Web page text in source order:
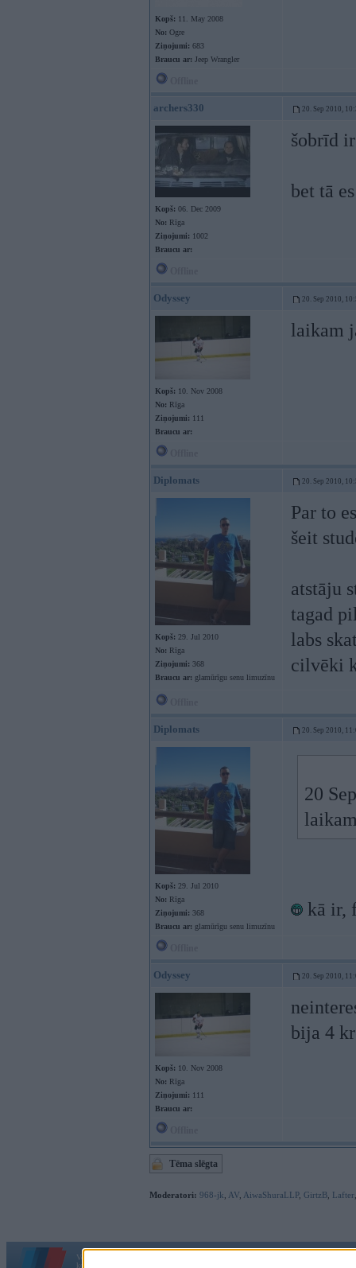
Kopš: 11. May 2008
No: Ogre
Ziņojumi: 683
Braucu ar: Jeep Wrangler
archers330 20. Sep 2010,
Kopš: 06. Dec 2009
No: Rīga
Ziņojumi: 1002
Braucu ar:
šobrīd
bet tā
Odyssey 20. Sep 2010,
Kopš: 10. Nov 2008
No: Rīga
Ziņojumi: 111
Braucu ar:
laikam
Diplomats 20. Sep 2010,
Kopš: 29. Jul 2010
No: Rīga
Ziņojumi: 368
Braucu ar: glamūrīgu senu limuzīnu
Par to
šeit
atstāju
tagad
labs
cilvēki
Diplomats 20. Sep 2010,
Kopš: 29. Jul 2010
No: Rīga
Ziņojumi: 368
Braucu ar: glamūrīgu senu limuzīnu
20
kā ir,
Odyssey 20. Sep 2010,
Kopš: 10. Nov 2008
No: Rīga
Ziņojumi: 111
Braucu ar:
bija 4
Tēma slēgta
Moderatori: 968-jk AV AiwaShuraLLP, GirtzB Lafter
Vortāls BMWPower.lv darbojas
kopš 2002. gada 14. maija. Tas nav auto klubs un nav saistīts ar